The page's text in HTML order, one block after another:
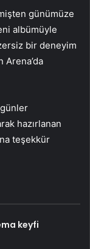
günümüze
albümüyle
bir deneyim
Arena’da
hazırlanan
teşekkür
keyfi